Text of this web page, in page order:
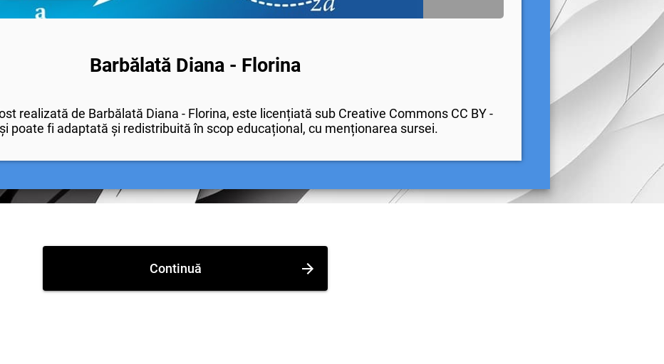
Barbălată Diana - Florina
realizată de Barbălată Diana - Florina, este licențiată sub Creative Commons CC BY -
poate fi adaptată și redistribuită în scop educațional, cu menționarea sursei.
Continuă